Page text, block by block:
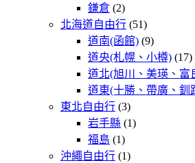
鎌倉 (2)
北海道自由行 (51)
道南(函館) (9)
道央(札幌、小樽) (17)
道北(旭川、美瑛、富
道東(十勝、帶廣、釧
東北自由行 (3)
岩手縣 (1)
福島 (1)
沖繩自由行 (1)